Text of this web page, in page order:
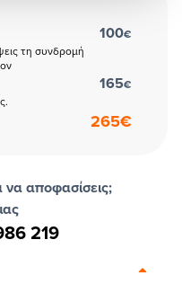
τη συνδρομή
100€
165€
265€
να αποφασίσεις;
219